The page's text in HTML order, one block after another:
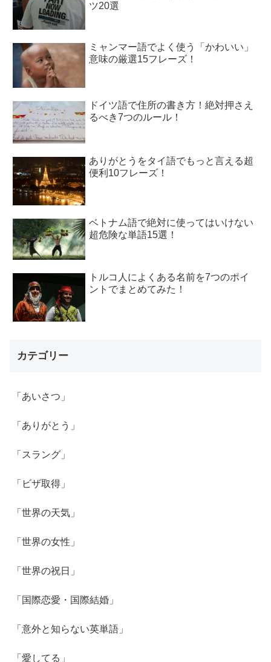
ツ20選
ミャンマー語でよく使う「かわいい」
意味の厳選15フレーズ！
ドイツ語で住所の書き方！絶対押さえ
るべき7つのルール！
ありがとうをタイ語でもっと言える超
便利10フレーズ！
ベトナム語で絶対に使ってはいけない
超危険な単語15選！
トルコ人によくある名前を7つのポイ
ントでまとめてみた！
カテゴリー
「あいさつ」
「ありがとう」
「スラング」
「ビザ取得」
「世界の天気」
「世界の女性」
「世界の祝日」
「国際恋愛・国際結婚」
「意外と知らない英単語」
「愛してる」